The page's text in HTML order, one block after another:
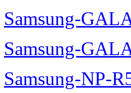
Samsung-
Samsung-
Samsung-NP-